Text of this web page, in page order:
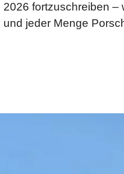
2026 fortzuschreiben –
und jeder Menge